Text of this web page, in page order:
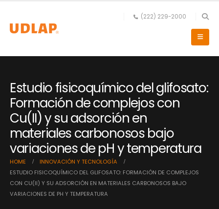
(222) 229-2000
Estudio fisicoquímico del glifosato:
Formación de complejos con
Cu(II) y su adsorción en
materiales carbonosos bajo
variaciones de pH y temperatura
HOME
INNOVACIÓN Y TECNOLOGÍA
ESTUDIO FISICOQUÍMICO DEL GLIFOSATO: FORMACIÓN DE COMPLEJOS
CON CU(II) Y SU ADSORCIÓN EN MATERIALES CARBONOSOS BAJO
VARIACIONES DE PH Y TEMPERATURA